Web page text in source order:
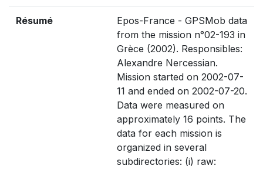
Résumé
Epos-France - GPSMob data
from the mission n°02-193 in
Grèce (2002). Responsibles:
Alexandre Nercessian.
Mission started on 2002-07-
11 and ended on 2002-07-20.
Data were measured on
approximately 16 points. The
data for each mission is
organized in several
subdirectories: (i) raw: